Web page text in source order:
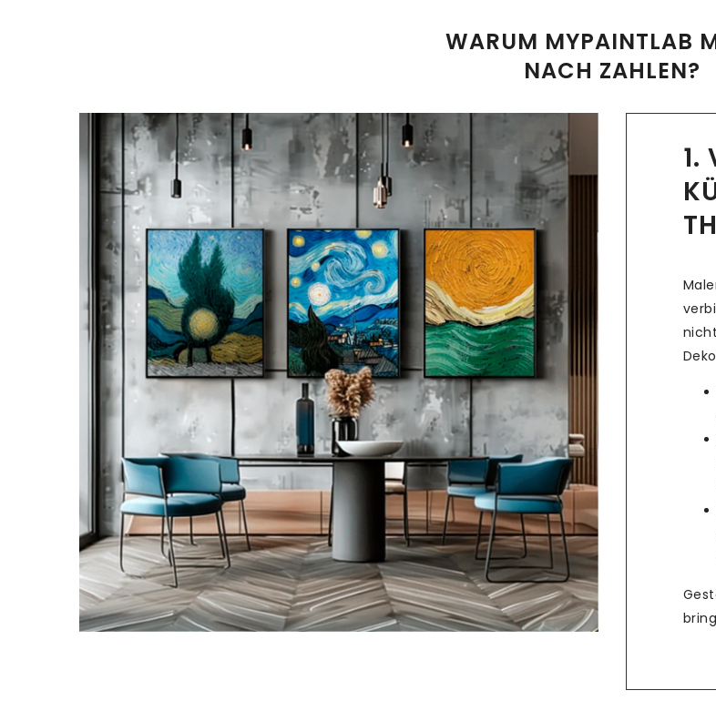
Teilen
WARUM MYPAINTLAB
NACH ZAHLEN?
1.